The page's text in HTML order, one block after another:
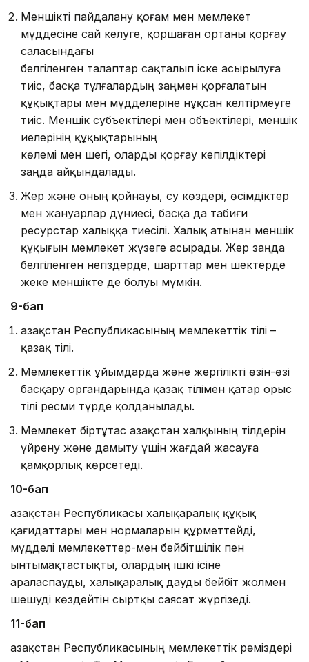
Меншікті пайдалану қоғам мен мемлекет
мүддесіне сай келуге, қоршаған ортаны қорғау
саласындағы
белгіленген талаптар сақталып іске асырылуға
тиіс, басқа тұлғалардың заңмен қорғалатын
құқықтары мен мүдделеріне нұқсан келтірмеуге
тиіс. Меншік субъектілері мен объектілері, меншік
иелерінің құқықтарының
көлемі мен шегі, оларды қорғау кепілдіктері
заңда айқындалады.
Жер жəне оның қойнауы, су көздері, өсімдіктер
мен жануарлар дүниесі, басқа да табиғи
ресурстар халыққа тиесілі. Халық атынан меншік
құқығын мемлекет жүзеге асырады. Жер заңда
белгіленген негіздерде, шарттар мен шектерде
жеке меншікте де болуы мүмкін.
9-бап
Қазақстан Республикасының мемлекеттік тілі –
қазақ тілі.
Мемлекеттік ұйымдарда және жергілікті өзін-өзі
басқару органдарында қазақ тілімен қатар орыс
тілі ресми түрде қолданылады.
Мемлекет біртұтас Қазақстан халқының тілдерін
үйре­ну және дамыту үшін жағдай жасауға
қамқорлық көрсетеді.
10-бап
Қазақстан Республикасы халықаралық құқық
қағидаттары мен нормаларын құрметтейді,
мүдделі мемлекеттер-мен бейбітшілік пен
ынтымақтастықты, олардың ішкі ісіне
араласпауды, халықаралық дауды бейбіт жолмен
шешуді көздейтін сыртқы саясат жүргізеді.
11-бап
Қазақстан Республикасының мемлекеттік рәміздері